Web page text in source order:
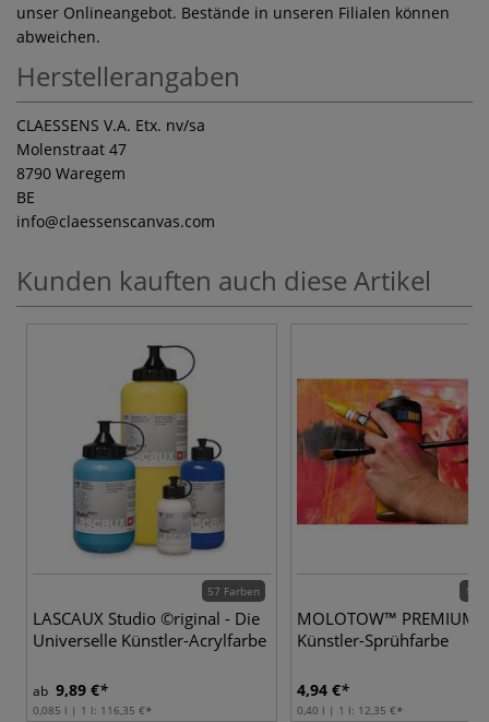
unser Onlineangebot. Bestände in unseren Filialen können
abweichen.
Herstellerangaben
CLAESSENS V.A. Etx. nv/sa
Molenstraat 47
8790 Waregem
BE
info@claessenscanvas.com
Kunden kauften auch diese Artikel
57 Farben
LASCAUX Studio ©riginal - Die
Universelle Künstler-Acrylfarbe
ab 9,89 €
0,085 l | 1 l: 116,35 €
190
MOLOTOW™ PREMIUM
Künstler-Sprühfarbe
4,94 €
0,40 l | 1 l: 12,35 €